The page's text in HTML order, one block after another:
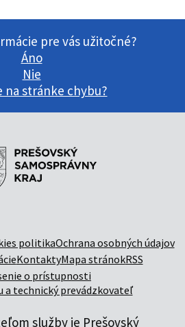
pre vás užitočné?
Áno
Nie
na stránke chybu?
politikaOchrana osobných údajov
KontaktyMapa stránokRSS
o prístupnosti
a technický prevádzkovateľ
služby je Prešovský